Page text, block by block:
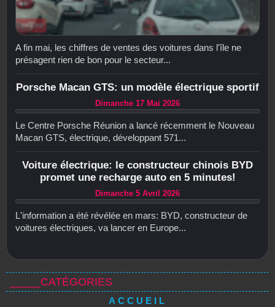
A fin mai, les chiffres de ventes des voitures dans l'île ne
présagent rien de bon pour le secteur...
Porsche Macan GTS: un modèle électrique sportif
Dimanche 17 Mai 2026
Le Centre Porsche Réunion a lancé récemment le Nouveau
Macan GTS, électrique, développant 571...
Voiture électrique: le constructeur chinois BYD
promet une recharge auto en 5 minutes!
Dimanche 5 Avril 2026
L'information a été révélée en mars: BYD, constructeur de
voitures électriques, va lancer en Europe...
_____CATÉGORIES
ACCUEIL